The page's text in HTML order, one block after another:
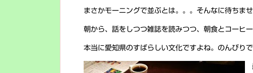
まさかモーニングで並ぶとは。。。そんなに待ちませ
朝から、話をしつつ雑誌を読みつつ、朝食とコーヒー
本当に愛知県のすばらしい文化ですよね。のんびりで